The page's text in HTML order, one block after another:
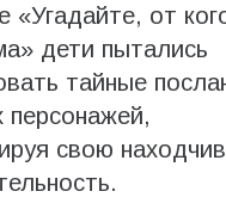
«Угадайте, от
дети пытались
тайные
персонажей,
свою